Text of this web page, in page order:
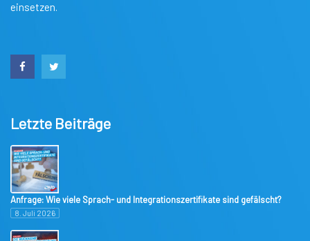
einsetzen.
Letzte Beiträge
Anfrage: Wie viele Sprach- und Integrationszertifikate sind gefälscht?
8. Juli 2026